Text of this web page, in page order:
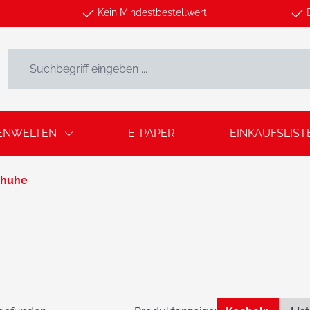
Kein Mindestbestellwert
E-PAPER